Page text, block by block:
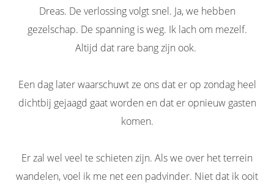
Dreas. De verlossing volgt snel. Ja, we hebben
gezelschap. De spanning is weg. Ik lach om mezelf.
Altijd dat rare bang zijn ook.
Een dag later waarschuwt ze ons dat er op zondag heel
dichtbij gejaagd gaat worden en dat er opnieuw gasten
komen.
Er zal wel veel te schieten zijn. Als we over het terrein
wandelen, voel ik me net een padvinder. Niet dat ik ooit